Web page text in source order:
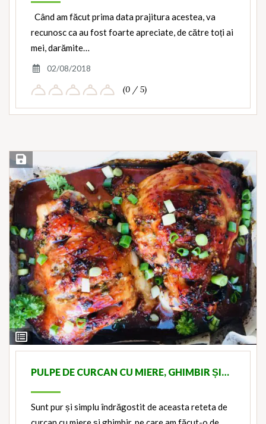
Când am făcut prima data prajitura acestea, va
recunosc ca au fost foarte apreciate, de către toți ai
mei, darămite…
02/08/2018
(0 / 5)
View
Ingredients
Save Recipe
PULPE DE CURCAN CU MIERE, GHIMBIR ȘI…
Sunt pur și simplu îndrăgostit de aceasta reteta de